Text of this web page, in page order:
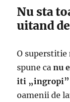
Nu sta
uitand
O superstitie
spune canu
iti „ingropi”
oamenii de